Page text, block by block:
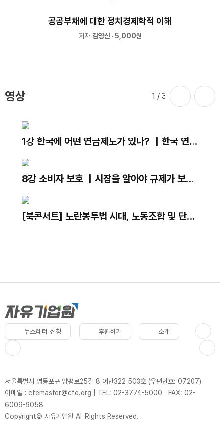
공공부채에 대한 정치경제학적 이해
저자 김영신 · 5,000원
영상 1 / 3
1강 한국에 어떤 연금제도가 있나? ｜한국 연금
제도의 현재와 미래｜김용하 교수
8강 소비자 보호 ｜시장을 알아야 규제가 보인
다｜최병선 명예교수
[북콘서트] 노란봉투법 시대, 노동조합 및 단체
뉴스레터 신청 후원하기 소개
서울특별시 영등포구 양평로25길 8 어반322 503호 (우편번호: 07207)
이메일 : cfemaster@cfe.org
TEL: 02-3774-5000
FAX: 02-
6009-9058
Copyright© 자유기업원 All Rights Reserved.